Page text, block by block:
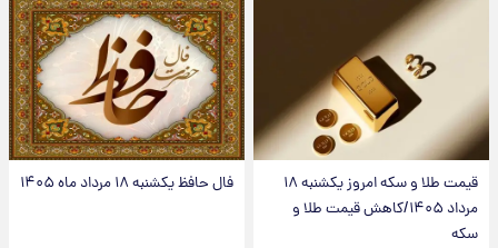
قیمت طلا و سکه امروز یکشنبه ۱۸
مرداد ۱۴۰۵/کاهش قیمت طلا و
سکه
فال حافظ یکشنبه ۱۸ مرداد ماه ۱۴۰۵